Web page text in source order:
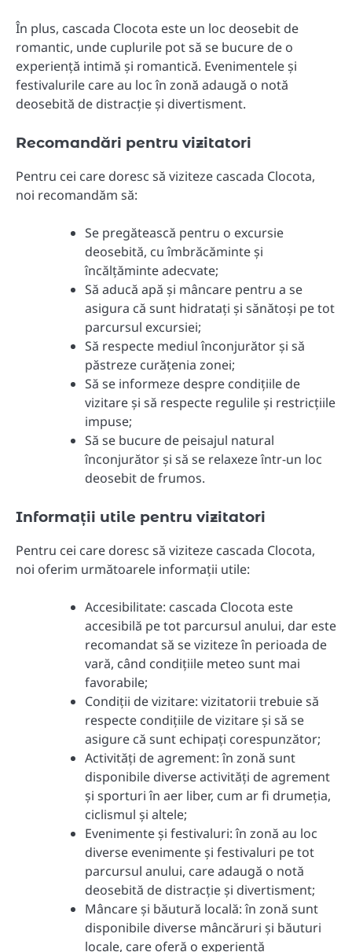
În plus, cascada Clocota este un loc deosebit de
romantic, unde cuplurile pot să se bucure de o
experiență intimă și romantică. Evenimentele și
festivalurile care au loc în zonă adaugă o notă
deosebită de distracție și divertisment.
Recomandări pentru vizitatori
Pentru cei care doresc să viziteze cascada Clocota,
noi recomandăm să:
Se pregătească pentru o excursie
deosebită, cu îmbrăcăminte și
încălțăminte adecvate;
Să aducă apă și mâncare pentru a se
asigura că sunt hidratați și sănătoși pe tot
parcursul excursiei;
Să respecte mediul înconjurător și să
păstreze curățenia zonei;
Să se informeze despre condițiile de
vizitare și să respecte regulile și restricțiile
impuse;
Să se bucure de peisajul natural
înconjurător și să se relaxeze într-un loc
deosebit de frumos.
Informații utile pentru vizitatori
Pentru cei care doresc să viziteze cascada Clocota,
noi oferim următoarele informații utile:
Accesibilitate: cascada Clocota este
accesibilă pe tot parcursul anului, dar este
recomandat să se viziteze în perioada de
vară, când condițiile meteo sunt mai
favorabile;
Condiții de vizitare: vizitatorii trebuie să
respecte condițiile de vizitare și să se
asigure că sunt echipați corespunzător;
Activități de agrement: în zonă sunt
disponibile diverse activități de agrement
și sporturi în aer liber, cum ar fi drumeția,
ciclismul și altele;
Evenimente și festivaluri: în zonă au loc
diverse evenimente și festivaluri pe tot
parcursul anului, care adaugă o notă
deosebită de distracție și divertisment;
Mâncare și băutură locală: în zonă sunt
disponibile diverse mâncăruri și băuturi
locale, care oferă o experiență